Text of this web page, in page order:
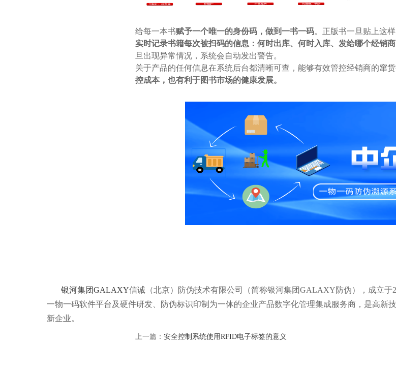
给每一本书赋予一个唯一的身份码，做到一书一码。正版书一旦贴上这
实时记录书籍每次被扫码的信息：何时出库、何时入库、发给哪个经销
旦出现异常情况，系统会自动发出警告。
关于产品的任何信息在系统后台都清晰可查，能够有效管控经销商的窜
控成本，也有利于图书市场的健康发展。
银河集团GALAXY信诚（北京）防伪技术有限公司（简称银河集团GALAXY防伪），成立于
一物一码软件平台及硬件研发、防伪标识印制为一体的企业产品数字化管理集成服务商，是高新
新企业。
上一篇： 安全控制系统使用RFID电子标签的意义